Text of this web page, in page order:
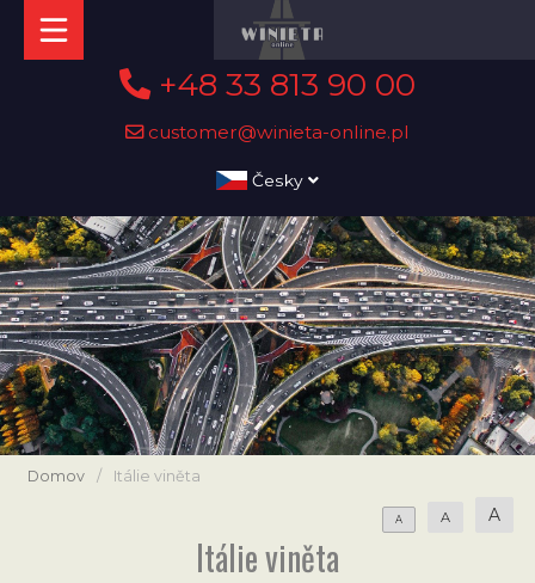
+48 33 813 90 00
customer@winieta-online.pl
Česky
Domov / Itálie viněta
A A A
Itálie viněta